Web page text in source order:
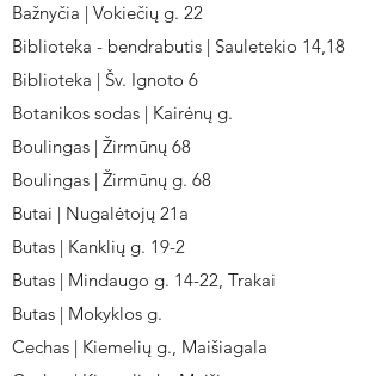
Bažnyčia | Vokiečių g. 22
Biblioteka - bendrabutis | Sauletekio 14,18
Biblioteka | Šv. Ignoto 6
Botanikos sodas | Kairėnų g.
Boulingas | Žirmūnų 68
Boulingas | Žirmūnų g. 68
Butai | Nugalėtojų 21a
Butas | Kanklių g. 19-2
Butas | Mindaugo g. 14-22, Trakai
Butas | Mokyklos g.
Cechas | Kiemelių g., Maišiagala